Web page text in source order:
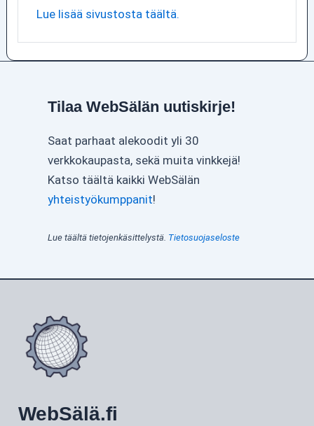
Lue lisää sivustosta täältä.
Tilaa WebSälän uutiskirje!
Saat parhaat alekoodit yli 30
verkkokaupasta, sekä muita vinkkejä!
Katso täältä kaikki WebSälän
yhteistyökumppanit!
Lue täältä tietojenkäsittelystä. Tietosuojaseloste
WebSälä.fi